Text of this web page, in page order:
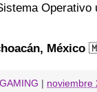
México
noviembre